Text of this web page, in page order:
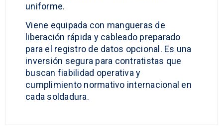
uniforme.
Viene equipada con mangueras de
liberación rápida y cableado preparado
para el registro de datos opcional. Es una
inversión segura para contratistas que
buscan fiabilidad operativa y
cumplimiento normativo internacional en
cada soldadura.